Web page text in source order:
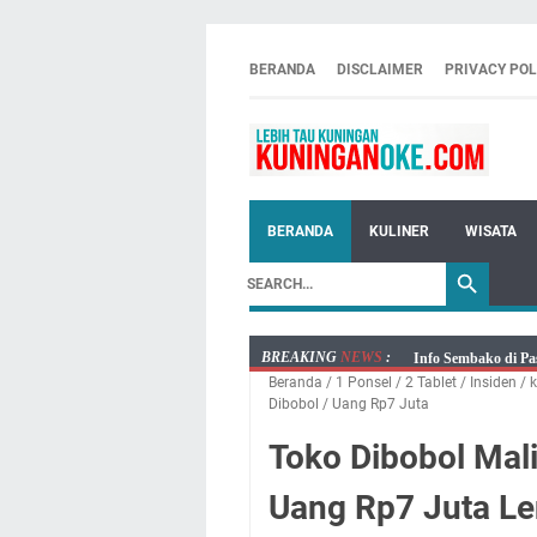
BERANDA DISCLAIMER PRIVACY
BERANDA KULINER WISATA
BREAKING NEWS :
Agenda Kegiatan
Kamis 6 Agustus
Layanan Mobil
Embun Pagi
Setiap Noda Ada
Beranda / 1 Ponsel / 2 Tablet / Insiden /
Dibobol / Uang Rp7 Juta
Toko Dibobol
Uang Rp7 Juta